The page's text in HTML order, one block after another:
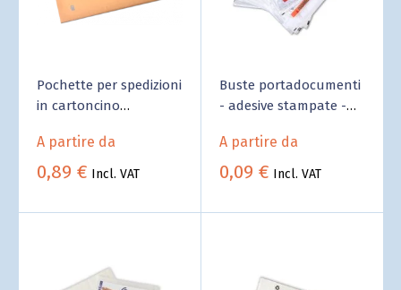
Pochette per spedizioni
in cartoncino
Fornitura B2B Business
A partire da
0,89 € Incl. VAT
Buste portadocumenti
- adesive stampate -
A partire da
0,09 € Incl. VAT